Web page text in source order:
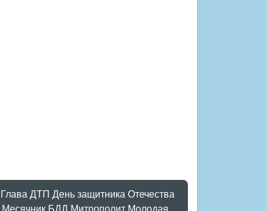
Глава ДТП День защитника Отечества
Месячник БДД Митрополит Молодая